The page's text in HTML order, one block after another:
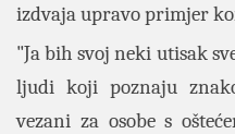
izdvaja upravo primjer
"Ja bih svoj neki utisak
ljudi koji poznaju
vezani za osobe s